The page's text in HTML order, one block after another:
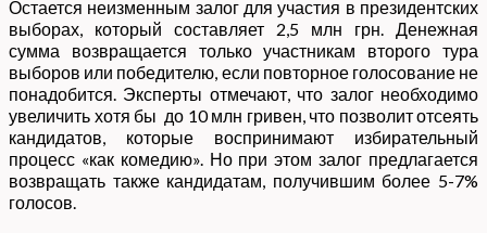
Остается неизменным залог для участия в президентских
выборах, который составляет 2,5 млн грн. Денежная
сумма возвращается только участникам второго тура
выборов или победителю, если повторное голосование не
понадобится. Эксперты отмечают, что залог необходимо
увеличить хотя бы до 10 млн гривен, что позволит отсеять
кандидатов, которые воспринимают избирательный
процесс «как комедию». Но при этом залог предлагается
возвращать также кандидатам, получившим более 5-7%
голосов.